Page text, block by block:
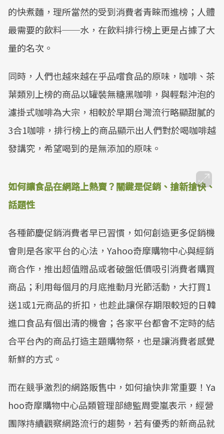
的快煮麵，理所當然的受到消費者青睞而進榜；人體
最需要的飲料──水，在飲料排行榜上更是占據了大
量的名次。
同時，人們也越來越在乎品嚐食品的原味，咖啡、茶
葉類別上榜的商品以罐裝無糖黑咖啡，與輕鬆沖泡的
濾掛式咖啡為大宗，相較於早期台灣流行略顯甜膩的
3合1咖啡，排行榜上的商品顯示出人們對於喝咖啡越
發講究，希望喝到的是無添加的原味。
如何讓食品在網路上熱賣？關鍵是促銷、搶新搶快、
話題性
各種節慶促銷消費者早已習慣，如何創造更多促銷機
會則是各家平台的心法，Yahoo奇摩購物中心與經銷
商合作，推出超值贈品或者破盤低價吸引消費者購買
商品；利用每個月的月底推動月光節活動，大打買1
送1或1元商品的折扣，也趁此讓保存期限較短的日韓
進口食品有個出清的機會；各家平台都會不定時的結
合平台內的商品打造主題購物祭，也是讓消費者感覺
新鮮的方式。
而在競爭激烈的網路販售中，如何搶快非常重要！Ya
hoo奇摩購物中心品類管理部總監周雯嵐表示，經營
團隊持續觀察網路流行的趨勢，若有優秀的新商品就